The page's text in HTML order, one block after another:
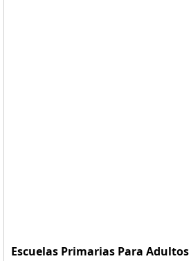
Escuelas Primarias Para Adultos